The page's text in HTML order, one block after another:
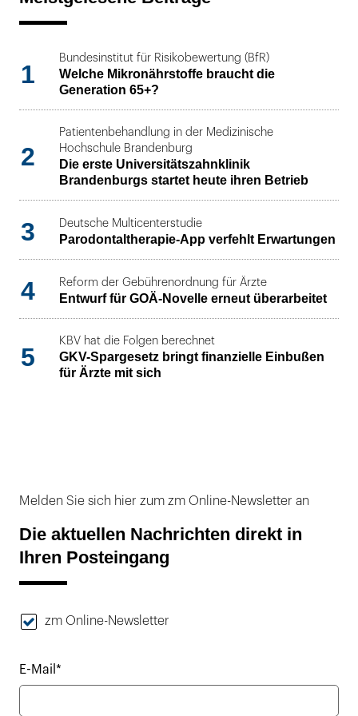
1
Bundesinstitut für Risikobewertung (BfR)
Welche Mikronährstoffe braucht die
Generation 65+?
2
Patientenbehandlung in der Medizinische
Hochschule Brandenburg
Die erste Universitätszahnklinik
Brandenburgs startet heute ihren Betrieb
3 Deutsche Multicenterstudie
Parodontaltherapie-App verfehlt Erwartungen
4 Reform der Gebührenordnung für Ärzte
Entwurf für GOÄ-Novelle erneut überarbeitet
5
KBV hat die Folgen berechnet
GKV-Spargesetz bringt finanzielle Einbußen
für Ärzte mit sich
Melden Sie sich hier zum zm Online-Newsletter an
Die aktuellen Nachrichten direkt in
Ihren Posteingang
zm Online-Newsletter
E-Mail*